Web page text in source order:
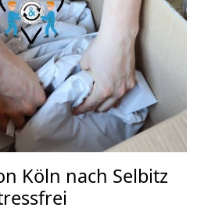
Köln nach Selbitz